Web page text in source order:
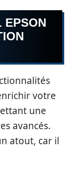
EPSON
votre
une
avancés.
atout, car il